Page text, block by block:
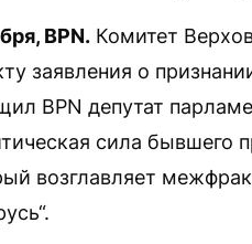
BPN. Комитет
заявления о
BPN депутат
сила бывшего
возглавляет